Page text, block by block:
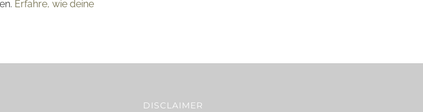
Erfahre, wie deine
DISCLAIMER